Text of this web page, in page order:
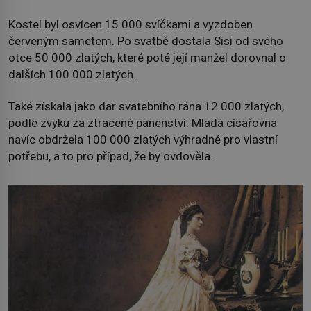
Kostel byl osvícen 15 000 svíčkami a vyzdoben
červeným sametem. Po svatbě dostala Sisi od svého
otce 50 000 zlatých, které poté její manžel dorovnal o
dalších 100 000 zlatých.
Také získala jako dar svatebního rána 12 000 zlatých,
podle zvyku za ztracené panenství. Mladá císařovna
navíc obdržela 100 000 zlatých výhradně pro vlastní
potřebu, a to pro případ, že by ovdověla.